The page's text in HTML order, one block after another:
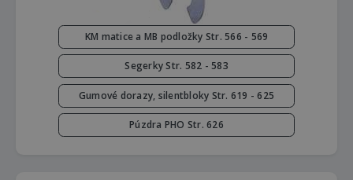
KM matice a MB podložky Str. 566 - 569
Segerky Str. 582 - 583
Gumové dorazy, silentbloky Str. 619 - 625
Púzdra PHO Str. 626